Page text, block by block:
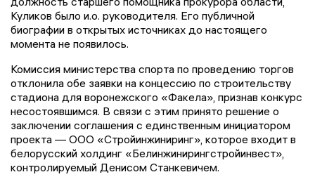
Куликов было и.о. руководителя. Его публичной
биографии в открытых источниках до настоящего
момента не появилось.
Комиссия министерства спорта по проведению торгов
отклонила обе заявки на концессию по строительству
стадиона для воронежского «Факела», признав конкурс
несостоявшимся. В связи с этим принято решение о
заключении соглашения с единственным инициатором
проекта — ООО «Стройинжиниринг», которое входит в
белорусский холдинг «Белинжинирингстройинвест»,
контролируемый Денисом Станкевичем.